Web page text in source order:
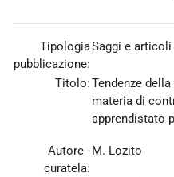
Tipologia
pubblicazione:
Saggi e
Titolo:Tendenze
materia di
apprendistato
Autore -
curatela:
M. Lozito